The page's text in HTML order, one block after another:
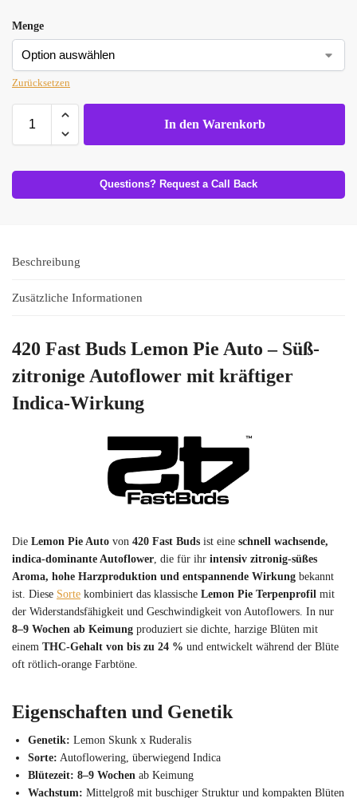
Menge
Zurücksetzen
In den Warenkorb
Questions? Request a Call Back
Beschreibung
Zusätzliche Informationen
420 Fast Buds Lemon Pie Auto – Süß-
zitronige Autoflower mit kräftiger
Indica-Wirkung
Die Lemon Pie Auto von 420 Fast Buds ist eine schnell wachsende,
indica-dominante Autoflower , die für ihr intensiv zitronig-süßes
Aroma, hohe Harzproduktion und entspannende Wirkung bekannt
ist. Diese Sorte kombiniert das klassische Lemon Pie Terpenprofil mit
der Widerstandsfähigkeit und Geschwindigkeit von Autoflowers. In nur
8–9 Wochen ab Keimung produziert sie dichte, harzige Blüten mit
einem THC-Gehalt von bis zu 24 % und entwickelt während der Blüte
oft rötlich-orange Farbtöne.
Eigenschaften und Genetik
Genetik: Lemon Skunk x Ruderalis
Sorte: Autoflowering, überwiegend Indica
Blütezeit: 8–9 Wochen ab Keimung
Wachstum: Mittelgroß mit buschiger Struktur und kompakten Blüten